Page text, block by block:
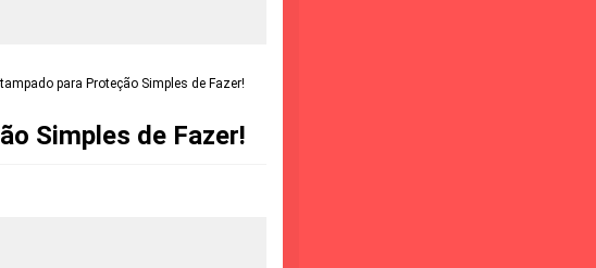
para Proteção Simples de Fazer!
Simples de Fazer!